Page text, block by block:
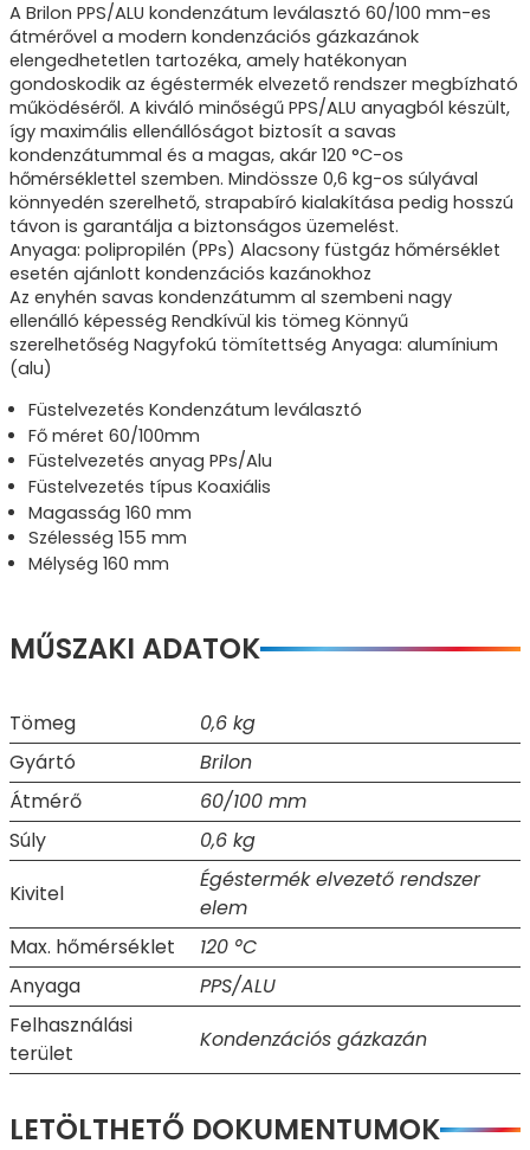
A Brilon PPS/ALU kondenzátum leválasztó 60/100 mm-es
átmérővel a modern kondenzációs gázkazánok
elengedhetetlen tartozéka, amely hatékonyan
gondoskodik az égéstermék elvezető rendszer megbízható
működéséről. A kiváló minőségű PPS/ALU anyagból készült,
így maximális ellenállóságot biztosít a savas
kondenzátummal és a magas, akár 120 °C-os
hőmérséklettel szemben. Mindössze 0,6 kg-os súlyával
könnyedén szerelhető, strapabíró kialakítása pedig hosszú
távon is garantálja a biztonságos üzemelést.
Anyaga: polipropilén (PPs) Alacsony füstgáz hőmérséklet
esetén ajánlott kondenzációs kazánokhoz
Az enyhén savas kondenzátumm al szembeni nagy
ellenálló képesség Rendkívül kis tömeg Könnyű
szerelhetőség Nagyfokú tömítettség Anyaga: alumínium
(alu)
Füstelvezetés Kondenzátum leválasztó
Fő méret 60/100mm
Füstelvezetés anyag PPs/Alu
Füstelvezetés típus Koaxiális
Magasság 160 mm
Szélesség 155 mm
Mélység 160 mm
MŰSZAKI ADATOK
Tömeg
0,6 kg
Gyártó
Brilon
Átmérő
60/100 mm
Súly
0,6 kg
Kivitel
Égéstermék elvezető rendszer
elem
Max. hőmérséklet
120 °C
Anyaga
PPS/ALU
Felhasználási
terület
Kondenzációs gázkazán
LETÖLTHETŐ DOKUMENTUMOK